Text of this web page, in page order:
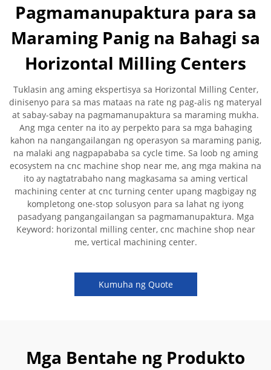
Pagmamanupaktura para sa
Maraming Panig na Bahagi sa
Horizontal Milling Centers
Tuklasin ang aming ekspertisya sa Horizontal Milling Center,
dinisenyo para sa mas mataas na rate ng pag-alis ng materyal
at sabay-sabay na pagmamanupaktura sa maraming mukha.
Ang mga center na ito ay perpekto para sa mga bahaging
kahon na nangangailangan ng operasyon sa maraming panig,
na malaki ang nagpapababa sa cycle time. Sa loob ng aming
ecosystem na cnc machine shop near me, ang mga makina na
ito ay nagtatrabaho nang magkasama sa aming vertical
machining center at cnc turning center upang magbigay ng
kompletong one-stop solusyon para sa lahat ng iyong
pasadyang pangangailangan sa pagmamanupaktura. Mga
Keyword: horizontal milling center, cnc machine shop near
me, vertical machining center.
Kumuha ng Quote
Mga Bentahe ng Produkto